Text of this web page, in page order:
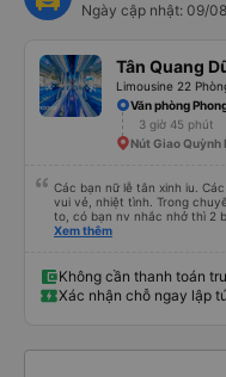
Ngày cập nhật: 09/
Tân Quang
Limousine 22
Văn phòng
3 giờ 45 phút
Nút Giao Quỳnh
Các bạn nữ lễ tân xinh iu.
vui vẻ, nhiệt tình. Trong chuyến đi của mình có 2 gia đình bác lớn tuổi nc khá
to, có bạn nv nhắc nhở thì 2
xấu thì mình ngược lại nha.
bạn ấy nha. Nếu bạn ấy bị
trợ ạ. Số mình đuôi 666,
iu còn đổi cho mình phòng
Xem thêm
Không cần thanh toán
Xác nhận chỗ ngay lập